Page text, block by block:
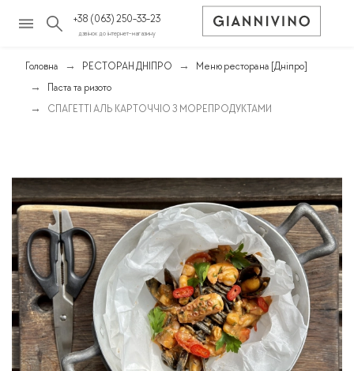
+38 (063) 250-33-23
дзвінок до інтернет-магазину
Головна РЕСТОРАН ДНІПРО
Меню ресторана [Дніпро]
Паста та ризото
СПАГЕТТІ АЛЬ КАРТОЧЧІО З МОРЕПРОДУКТАМИ